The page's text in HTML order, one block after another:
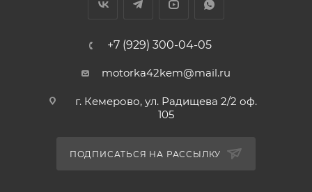
+7 (929) 300-04-05
motorka42kem@mail.ru
г. Кемерово, ул. Радищева 2/2 оф.
105
ПОДПИСАТЬСЯ НА РАССЫЛКУ